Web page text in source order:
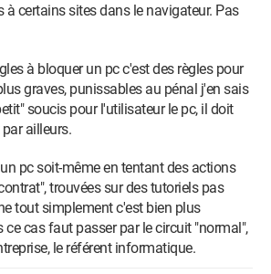
à certains sites dans le navigateur. Pas
à bloquer un pc c'est des règles pour
graves, punissables au pénal j'en sais
soucis pour l'utilisateur le pc, il doit
ailleurs.
pc soit-même en tentant des actions
trouvées sur des tutoriels pas
tout simplement c'est bien plus
cas faut passer par le circuit "normal",
le référent informatique.